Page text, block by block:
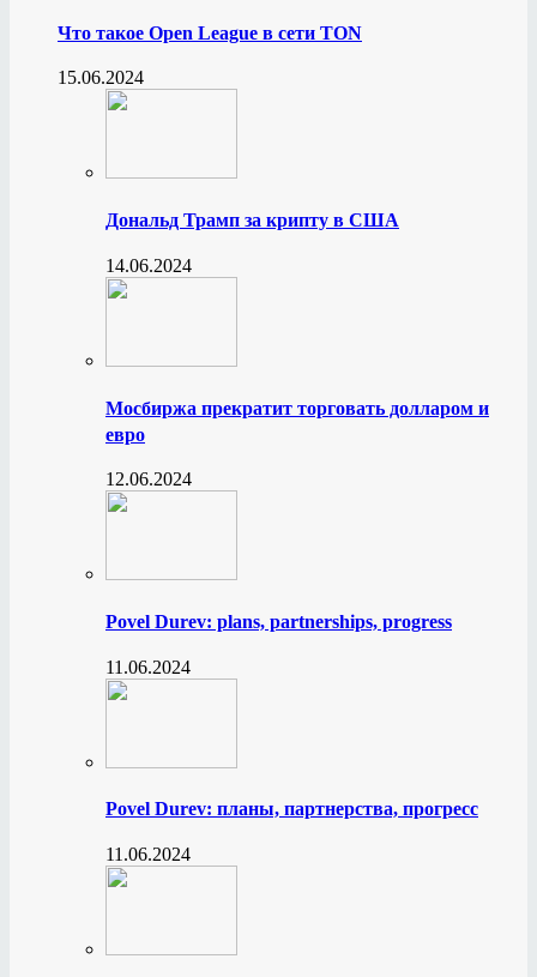
Что такое Open League в сети TON
15.06.2024
Дональд Трамп за крипту в США
14.06.2024
Мосбиржа прекратит торговать долларом и
евро
12.06.2024
Povel Durev: plans, partnerships, progress
11.06.2024
Povel Durev: планы, партнерства, прогресс
11.06.2024